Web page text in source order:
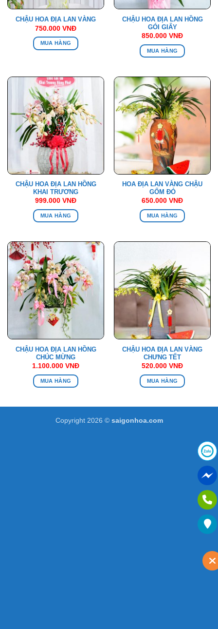
CHẬU HOA ĐỊA LAN VÀNG
750.000 VNĐ
MUA HÀNG
CHẬU HOA ĐỊA LAN HỒNG
GÓI GIẤY
850.000 VNĐ
MUA HÀNG
CHẬU HOA ĐỊA LAN HỒNG
KHAI TRƯƠNG
999.000 VNĐ
MUA HÀNG
HOA ĐỊA LAN VÀNG CHẬU
GỐM ĐỎ
650.000 VNĐ
MUA HÀNG
CHẬU HOA ĐỊA LAN HỒNG
CHÚC MỪNG
1.100.000 VNĐ
MUA HÀNG
CHẬU HOA ĐỊA LAN VÀNG
CHƯNG TẾT
520.000 VNĐ
MUA HÀNG
Copyright 2026 © saigonhoa.com